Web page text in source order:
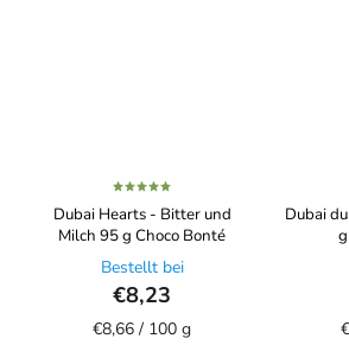
Dubai Hearts - Bitter und
Milch 95 g Choco Bonté
Bestellt bei
€8,23
€8,66 / 100 g
Dubai